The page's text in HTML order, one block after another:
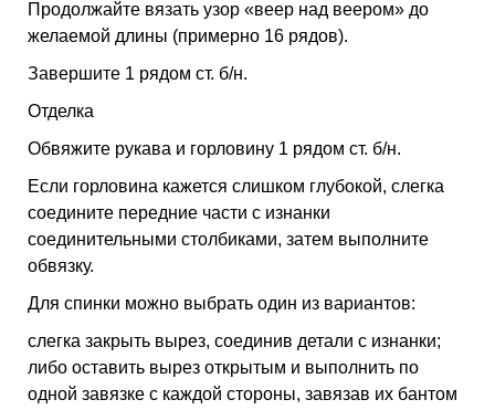
Продолжайте вязать узор «веер над веером» до
желаемой длины (примерно 16 рядов).
Завершите 1 рядом ст. б/н.
Отделка
Обвяжите рукава и горловину 1 рядом ст. б/н.
Если горловина кажется слишком глубокой, слегка
соедините передние части с изнанки
соединительными столбиками, затем выполните
обвязку.
Для спинки можно выбрать один из вариантов:
слегка закрыть вырез, соединив детали с изнанки;
либо оставить вырез открытым и выполнить по
одной завязке с каждой стороны, завязав их бантом